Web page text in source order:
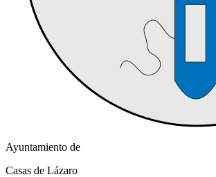
Ayuntamiento de
Casas de Lázaro